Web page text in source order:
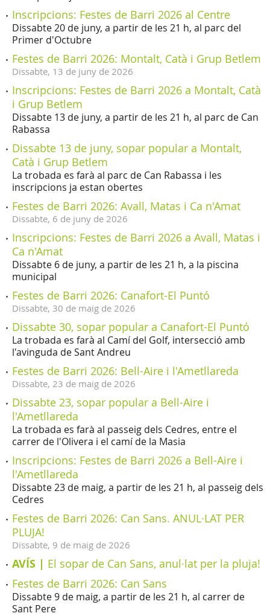
Inscripcions: Festes de Barri 2026 al Centre
Dissabte 20 de juny, a partir de les 21 h, al parc del
Primer d'Octubre
Festes de Barri 2026: Montalt, Catà i Grup Betlem
Dissabte, 13 de juny de 2026
Inscripcions: Festes de Barri 2026 a Montalt, Catà
i Grup Betlem
Dissabte 13 de juny, a partir de les 21 h, al parc de Can
Rabassa
Dissabte 13 de juny, sopar popular a Montalt,
Catà i Grup Betlem
La trobada es farà al parc de Can Rabassa i les
inscripcions ja estan obertes
Festes de Barri 2026: Avall, Matas i Ca n'Amat
Dissabte, 6 de juny de 2026
Inscripcions: Festes de Barri 2026 a Avall, Matas i
Ca n'Amat
Dissabte 6 de juny, a partir de les 21 h, a la piscina
municipal
Festes de Barri 2026: Canafort-El Puntó
Dissabte, 30 de maig de 2026
Dissabte 30, sopar popular a Canafort-El Puntó
La trobada es farà al Camí del Golf, intersecció amb
l'avinguda de Sant Andreu
Festes de Barri 2026: Bell-Aire i l'Ametllareda
Dissabte, 23 de maig de 2026
Dissabte 23, sopar popular a Bell-Aire i
l'Ametllareda
La trobada es farà al passeig dels Cedres, entre el
carrer de l'Olivera i el camí de la Masia
Inscripcions: Festes de Barri 2026 a Bell-Aire i
l'Ametllareda
Dissabte 23 de maig, a partir de les 21 h, al passeig dels
Cedres
Festes de Barri 2026: Can Sans. ANUL·LAT PER
PLUJA!
Dissabte, 9 de maig de 2026
AVÍS | El sopar de Can Sans, anul·lat per la pluja!
Festes de Barri 2026: Can Sans
Dissabte 9 de maig, a partir de les 21 h, al carrer de
Sant Pere